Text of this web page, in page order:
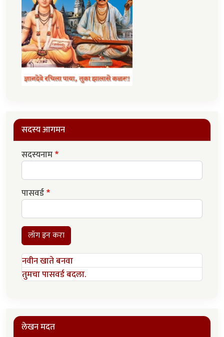
सदस्य आगमन
सदस्यनाम
पासवर्ड
लॉग इन करा
नवीन खाते बनवा
तुमचा पासवर्ड बदला.
लेखन मदत